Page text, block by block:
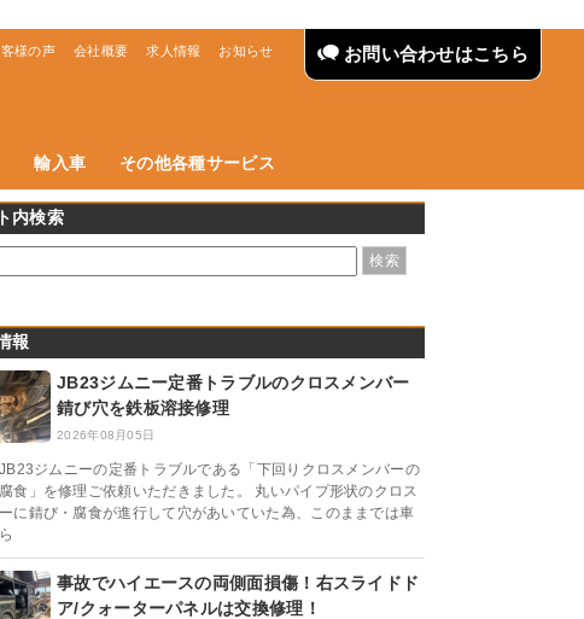
お問い合わせはこちら
会社概要 求人情報 お知らせ
客様の声
輸入車 その他各種サービス
内検索
報
JB23ジムニー定番トラブルのクロスメンバー
錆び穴を鉄板溶接修理
2026年08月05日
ジムニーの定番トラブルである「下回りクロスメンバーの
食」を修理ご依頼いただきました。 丸いパイプ形状のクロス
に錆び・腐食が進行して穴があいていた為、このままでは車
事故でハイエースの両側面損傷！右スライドド
ア/クォーターパネルは交換修理！